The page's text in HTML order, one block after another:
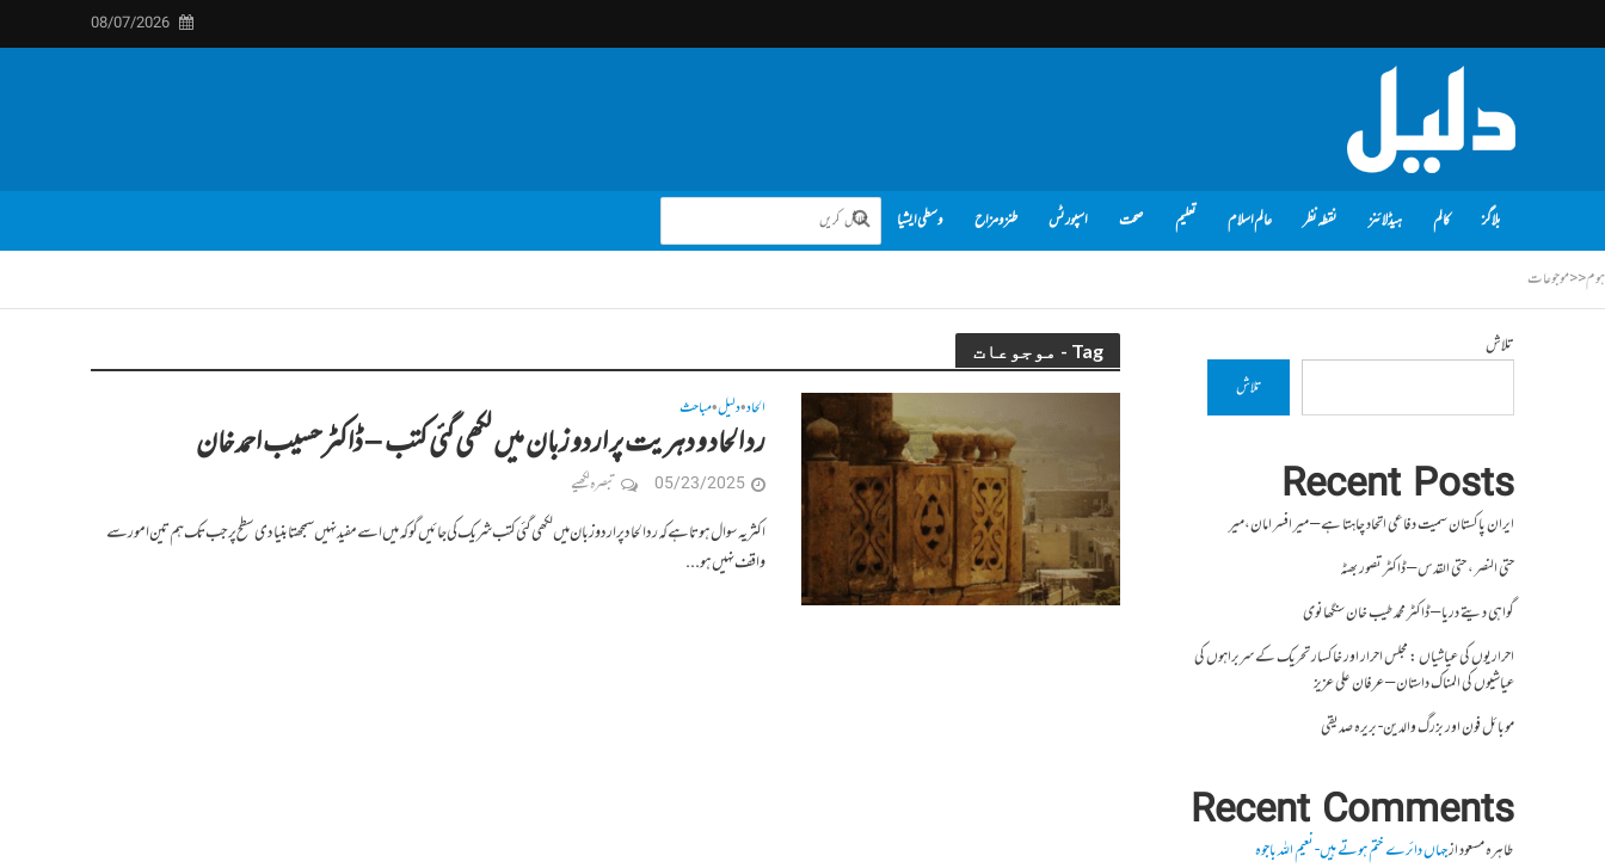
08/07/2026
بلاگز کالم ہیڈلائنز نقطہ نظر عالم اسلام تعلیم صحت اسپورٹس طنز و مزاح وسطی ایشیا
ہوم<<موجوعات
Tag - موجوعات
الحاد•دلیل•مباحث
رد الحاد و دہریت پر اردو زبان میں لکھی گئی کتب – ڈاکٹر حسیب احمد خان
05/23/2025 تبصرہ لکھیے
اکثر یہ سوال ہوتا ہے کہ رد الحاد پر اردو زبان میں لکھی گئی کتب شریک کی جائیں گو کہ میں اسے مفید نہیں سمجھتا بنیادی سطح پر جب تک ہم تین امور سے
واقف نہیں ہو...
تلاش
تلاش
Recent Posts
ایران پاکستان سمیت دفاعی اتحاد چاہتا ہے – میر افسر امان،میر
حتی النصر ، حتی القدس – ڈاکٹر تصور بھٹہ
گواہی دیتے دریا – ڈاکٹر محمد طیب خان سنگھانوی
احراریوں کی عیاشیاں : مجلس احرار اور خاکسار تحریک کے سربراہوں کی
عیاشیوں کی المناک داستان – عرفان علی عزیز
موبائل فون اور بزرگ والدین- بریرہ صدیقی
Recent Comments
طاہرہ مسعودازجہاں دائرے ختم ہوتے ہیں- نعیم اللہ باجوہ